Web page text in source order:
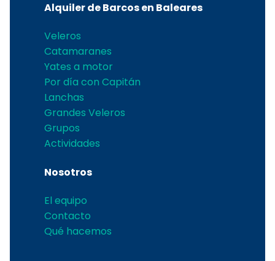
Alquiler de Barcos en Baleares
Veleros
Catamaranes
Yates a motor
Por día con Capitán
Lanchas
Grandes Veleros
Grupos
Actividades
Nosotros
El equipo
Contacto
Qué hacemos